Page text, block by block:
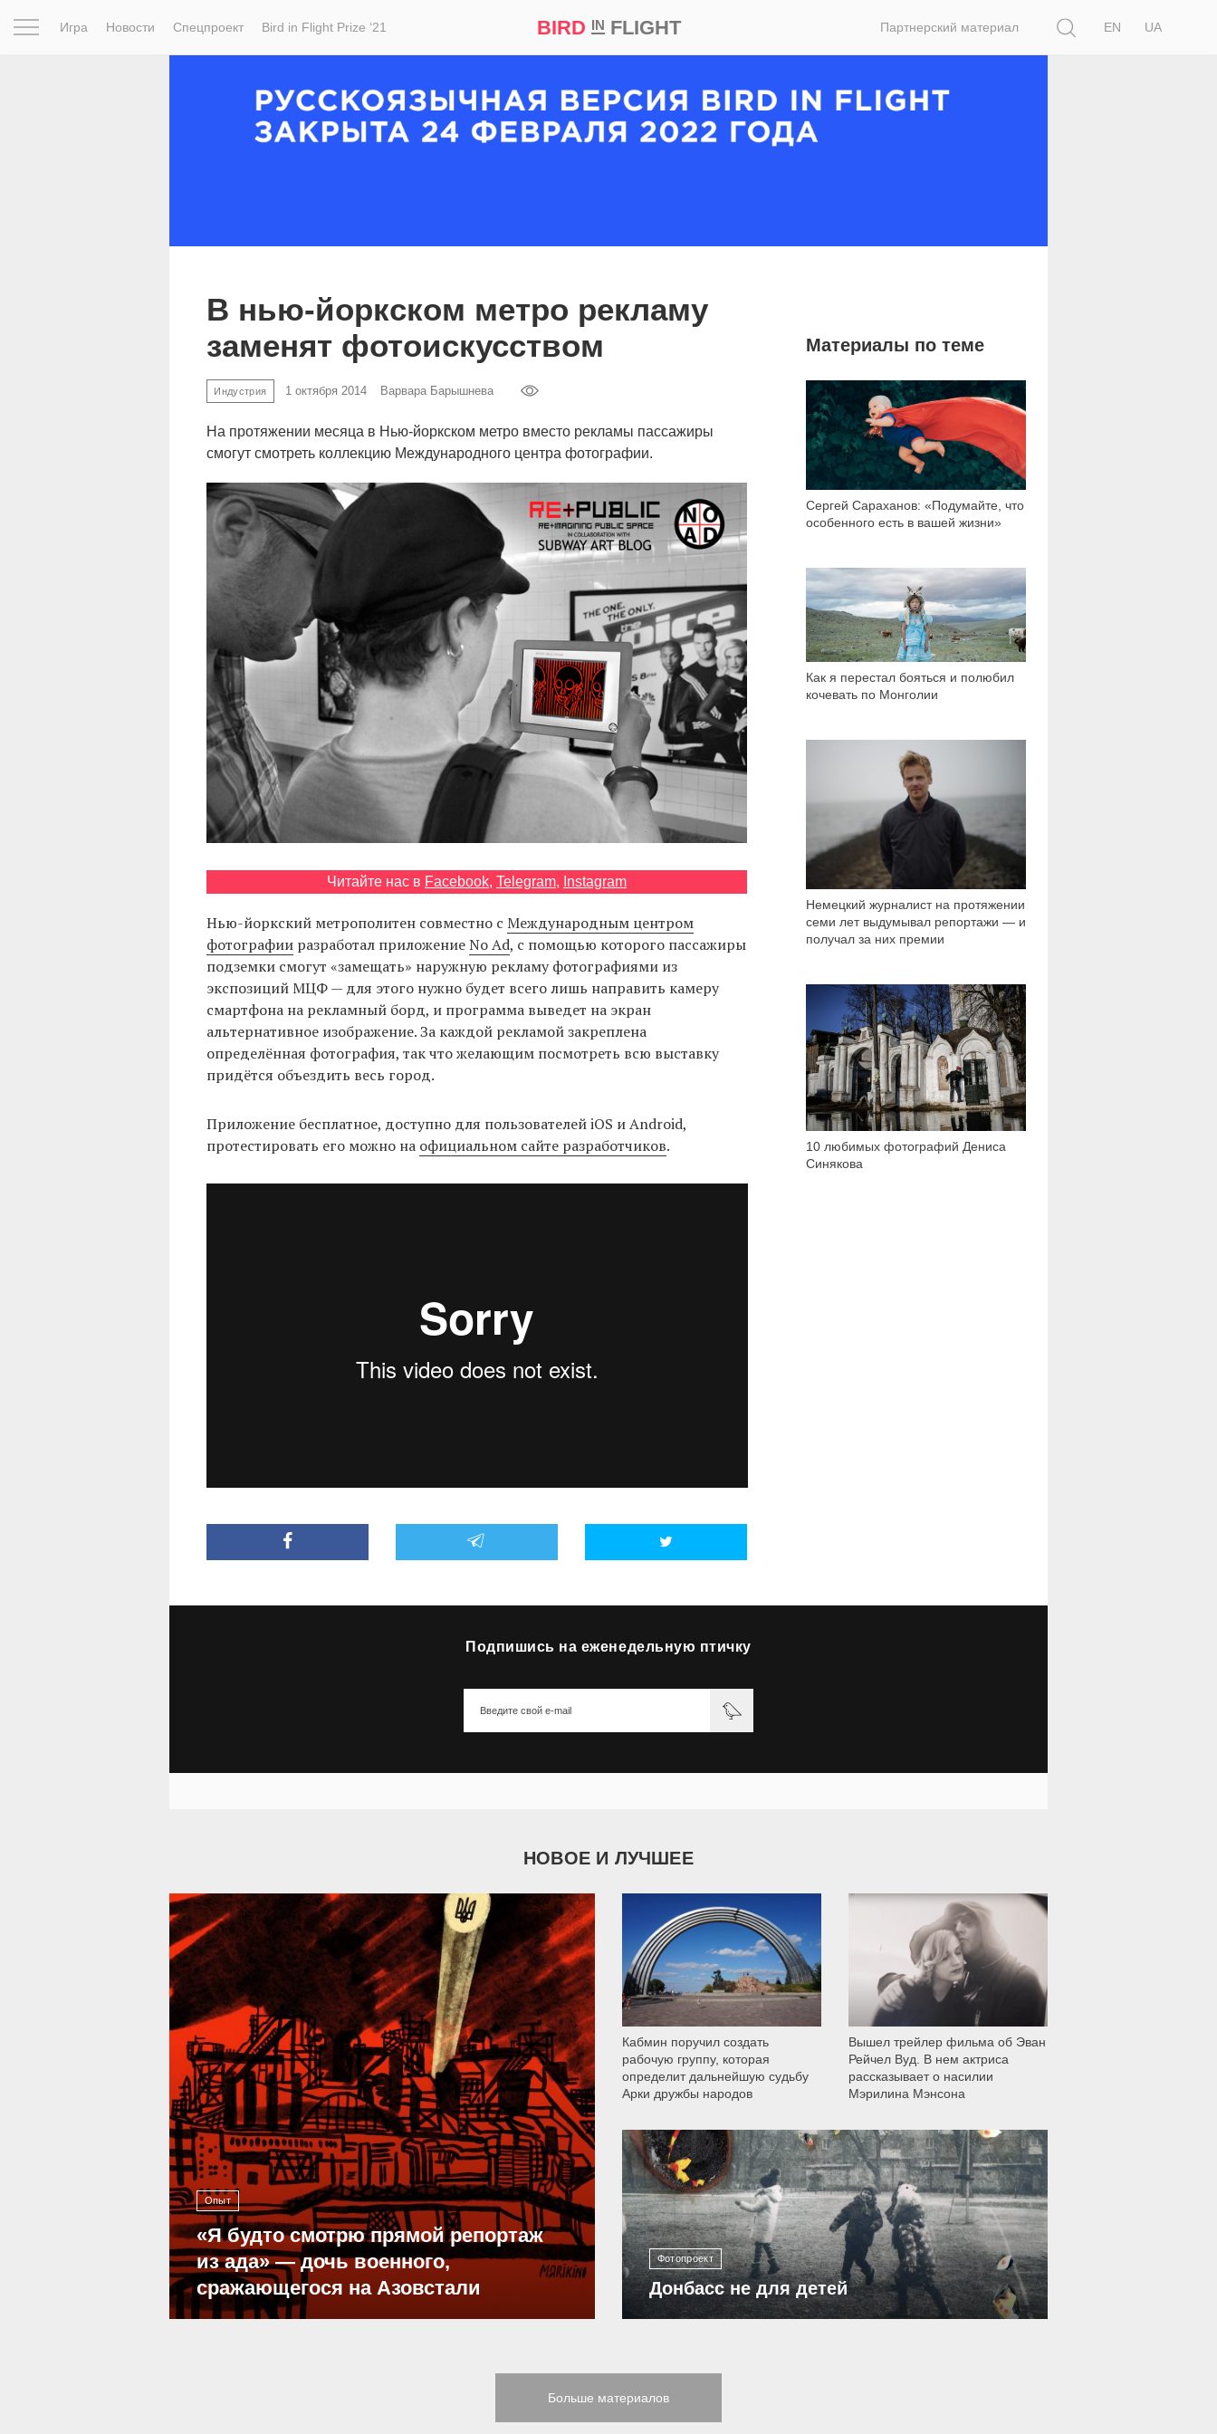
Игра Новости Спецпроект Bird in Flight Prize ‘21 BIRD INFLIGHT Партнерский материал
EN
UA
В нью-йоркском метро рекламу
заменят фотоискусством
Индустрия 1 октября 2014 Варвара Барышнева
На протяжении месяца в Нью-йоркском метро вместо рекламы пассажиры
смогут смотреть коллекцию Международного центра фотографии.
Читайте нас в Facebook, Telegram, Instagram
Нью-йоркский метрополитен совместно с Международным центром
фотографииразработал приложениеNo Ad, с помощью которого пассажиры
подземки смогут «замещать» наружную рекламу фотографиями из
экспозиций МЦФ — для этого нужно будет всего лишь направить камеру
смартфона на рекламный борд, и программа выведет на экран
альтернативное изображение. За каждой рекламой закреплена
определённая фотография, так что желающим посмотреть всю выставку
придётся объездить весь город.
Приложение бесплатное, доступно для пользователей iOS и Android,
протестировать его можно на официальном сайте разработчиков.
Материалы по теме
Сергей Сараханов: «Подумайте, что
особенного есть в вашей жизни»
8 381
Как я перестал бояться и полюбил
кочевать по Монголии
6 373
Немецкий журналист на протяжении
семи лет выдумывал репортажи — и
получал за них премии
10 любимых фотографий Дениса
Синякова
25 778
Подпишись на еженедельную птичку
НОВОЕ И ЛУЧШЕЕ
Опыт
«Я будто смотрю прямой репортаж
из ада» — дочь военного,
сражающегося на Азовстали
39 301
Кабмин поручил создать
рабочую группу, которая
определит дальнейшую судьбу
Арки дружбы народов
9 792
Вышел трейлер фильма об Эван
Рейчел Вуд. В нем актриса
рассказывает о насилии
Мэрилина Мэнсона
Фотопроект
Донбасс не для детей
12 308
Больше материалов